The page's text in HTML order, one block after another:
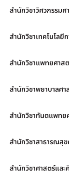
สำนักวิชาวิศวกรรมศ
สำนักวิชาเทคโนโลยี
สำนักวิชาแพทยศาส
สำนักวิชาพยาบาลศา
สำนักวิชาทันตแพทย
สำนักวิชาสาธารณสุ
สำนักวิชาศาสตร์แล